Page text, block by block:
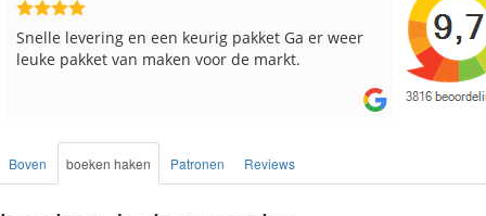
Snelle levering en een keurig pakket Ga er weer
leuke pakket van maken voor de markt.
Reeds
besteld,
Boven boeken haken Patronen Reviews